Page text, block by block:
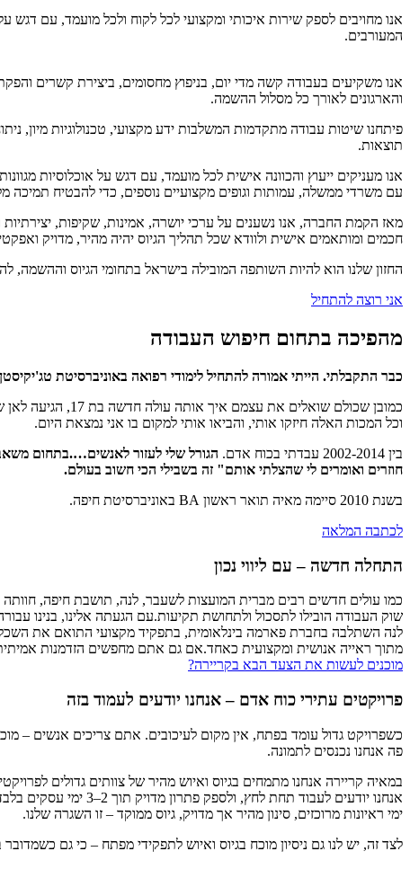
אנו מחויבים לספק שירות איכותי ומקצועי לכל לקוח ולכל מועמד, עם דגש
המעורבים.
אנו משקיעים בעבודה קשה מדי יום, בניפוץ מחסומים, ביצירת קשרים
והארגונים לאורך כל מסלול ההשמה.
פיתחנו שיטות עבודה מתקדמות המשלבות ידע מקצועי, טכנולוגיות מיון,
תוצאות.
אנו מעניקים ייעוץ והכוונה אישית לכל מועמד, עם דגש על אוכלוסיות
עם משרדי ממשלה, עמותות וגופים מקצועיים נוספים, כדי להבטיח
מאז הקמת החברה, אנו נשענים על ערכי יושרה, אמינות, שקיפות,
חכמים ומותאמים אישית ולוודא שכל תהליך הגיוס יהיה מהיר, מדויק
החזון שלנו הוא להיות השותפה המובילה בישראל בתחומי הגיוס וההשמה,
אני רוצה להתחיל
מהפיכה בתחום חיפוש העבודה
כבר התקבלתי. הייתי אמורה להתחיל לימודי רפואה באוניברסיטת
כמובן שכולם שואלים את עצמם איך אותה עולה חדשה בת 17, הגיעה לאן שהגיעה. התשובה פשוטה.
וכל המכות האלה חיזקו אותי, והביאו אותי למקום בו אני נמצאת היום.
בין 2002-2014 עבדתי בכוח אדם.
הגורל שלי לעזור לאנשים….בתחום
חוזרים ואומרים לי שהצלתי אותם" זה בשבילי הכי חשוב בעולם.
בשנת 2010 סיימה מאיה תואר ראשון BA באוניברסיטת חיפה.
לכתבה המלאה
התחלה חדשה – עם ליווי נכון
כמו עולים חדשים רבים מברית המועצות לשעבר, לנה, תושבת חיפה,
שוק העבודה הובילו לתסכול ולתחושת תקיעות.עם הגעתה אלינו, בנינו
לנה השתלבה בחברת פארמה בינלאומית, בתפקיד מקצועי התואם את
מתוך ראייה אנושית ומקצועית כאחד.אם גם אתם מחפשים הזדמנות
מוכנים לעשות את הצעד הבא בקריירה?
פרויקטים עתירי כוח אדם – אנחנו יודעים לעמוד בזה
כשפרויקט גדול עומד בפתח, אין מקום לעיכובים. אתם צריכים אנשים –
פה אנחנו נכנסים לתמונה.
במאיה קריירה אנחנו מתמחים בגיוס ואיוש מהיר של צוותים גדולים
אנחנו יודעים לעבוד תחת לחץ, ולספק פתרון מדויק תוך 2–3 ימי עסקים בלבד, לעיתים אף מהר יותר.
ימי ראיונות מרוכזים, סינון מהיר אך מדויק, גיוס ממוקד – זו השגרה שלנו.
לצד זה, יש לנו גם ניסיון מוכח בגיוס ואיוש לתפקידי מפתח – כי גם